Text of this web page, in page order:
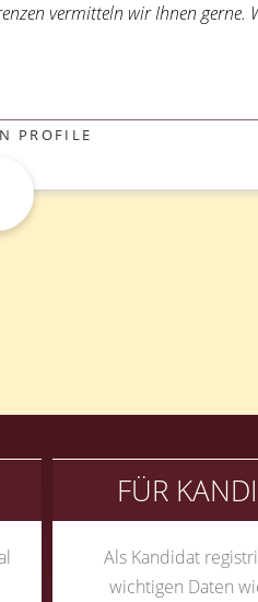
vermitteln wir Ihnen gerne.
PROFILE
FÜR
Als Kandidat
wichtigen Daten